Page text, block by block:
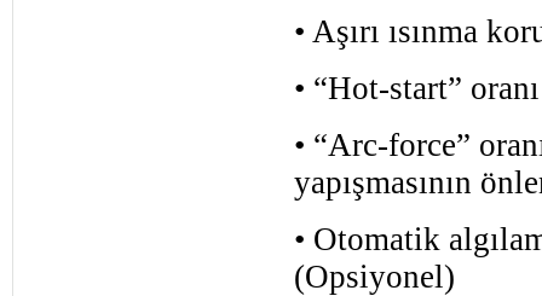
• Aşırı ısınma
• “Hot-start”
• “Arc-force”
yapışmasının
• Otomatik
(Opsiyonel)